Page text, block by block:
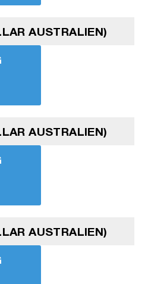
AUSTRALIEN)
AUSTRALIEN)
AUSTRALIEN)